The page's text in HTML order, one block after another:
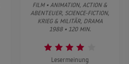
FILM • ANIMATION, ACTION &
ABENTEUER, SCIENCE-FICTION,
KRIEG & MILITÄR, DRAMA
1988 • 120 MIN.
Lesermeinung